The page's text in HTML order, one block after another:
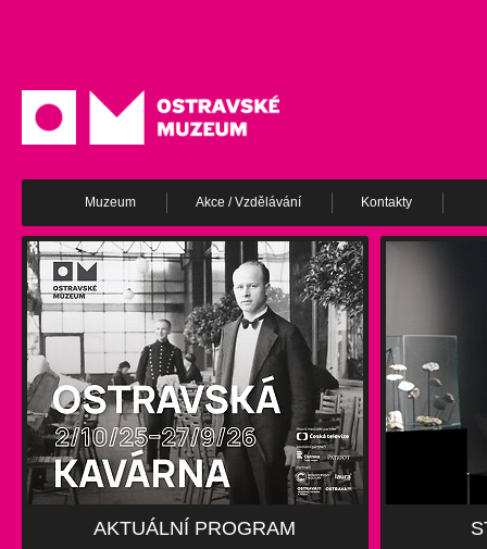
Muzeum Akce / Vzdělávání Kontakty
AKTUÁLNÍ PROGRAM